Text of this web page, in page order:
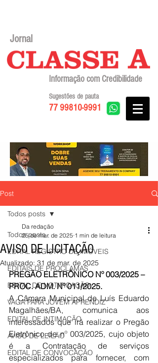
Jornal
Informação com Credibilidade
77 99810-9991
Sugestões de pauta
Post
Todos posts
EDITAL REGISTRO DE IMÓVEIS
EDITAIS DE PROCLAMAS
EDITAL DE NOTIFICAÇÃO
VAGA PARA JOVEM APRENDIZ
EDITAL DE INTIMAÇÃO
AVISO DE LEILÃO
EDITAL DE CONVOCAÇÃO
Todos posts
AVISO DE LICITAÇÃO
Da redação
25 de mar. de 2025 1 min de leitura
Atualizado: 31 de mar. de 2025
PREGÃO ELETRÔNICO Nº 003/2025 –
PROC. ADM. Nº 011/2025.
A Câmara Municipal de Luís Eduardo
Magalhães/BA, comunica aos
interessados que irá realizar o Pregão
Eletrônico de nº 003/2025, cujo objeto
é a Contratação de serviços
especializados para fornecer, com